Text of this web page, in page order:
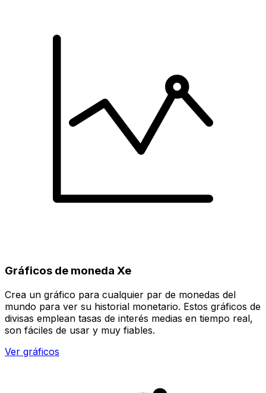
Gráficos de moneda Xe
Crea un gráfico para cualquier par de monedas del
mundo para ver su historial monetario. Estos gráficos de
divisas emplean tasas de interés medias en tiempo real,
son fáciles de usar y muy fiables.
Ver gráficos